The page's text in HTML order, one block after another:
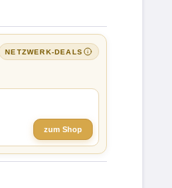
NETZWERK-DEALS
zum Shop